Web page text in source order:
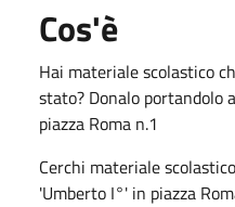
Cos'è
Hai materiale scolastico
stato? Donalo portandolo
piazza Roma n.1
Cerchi materiale
'Umberto I°' in piazza